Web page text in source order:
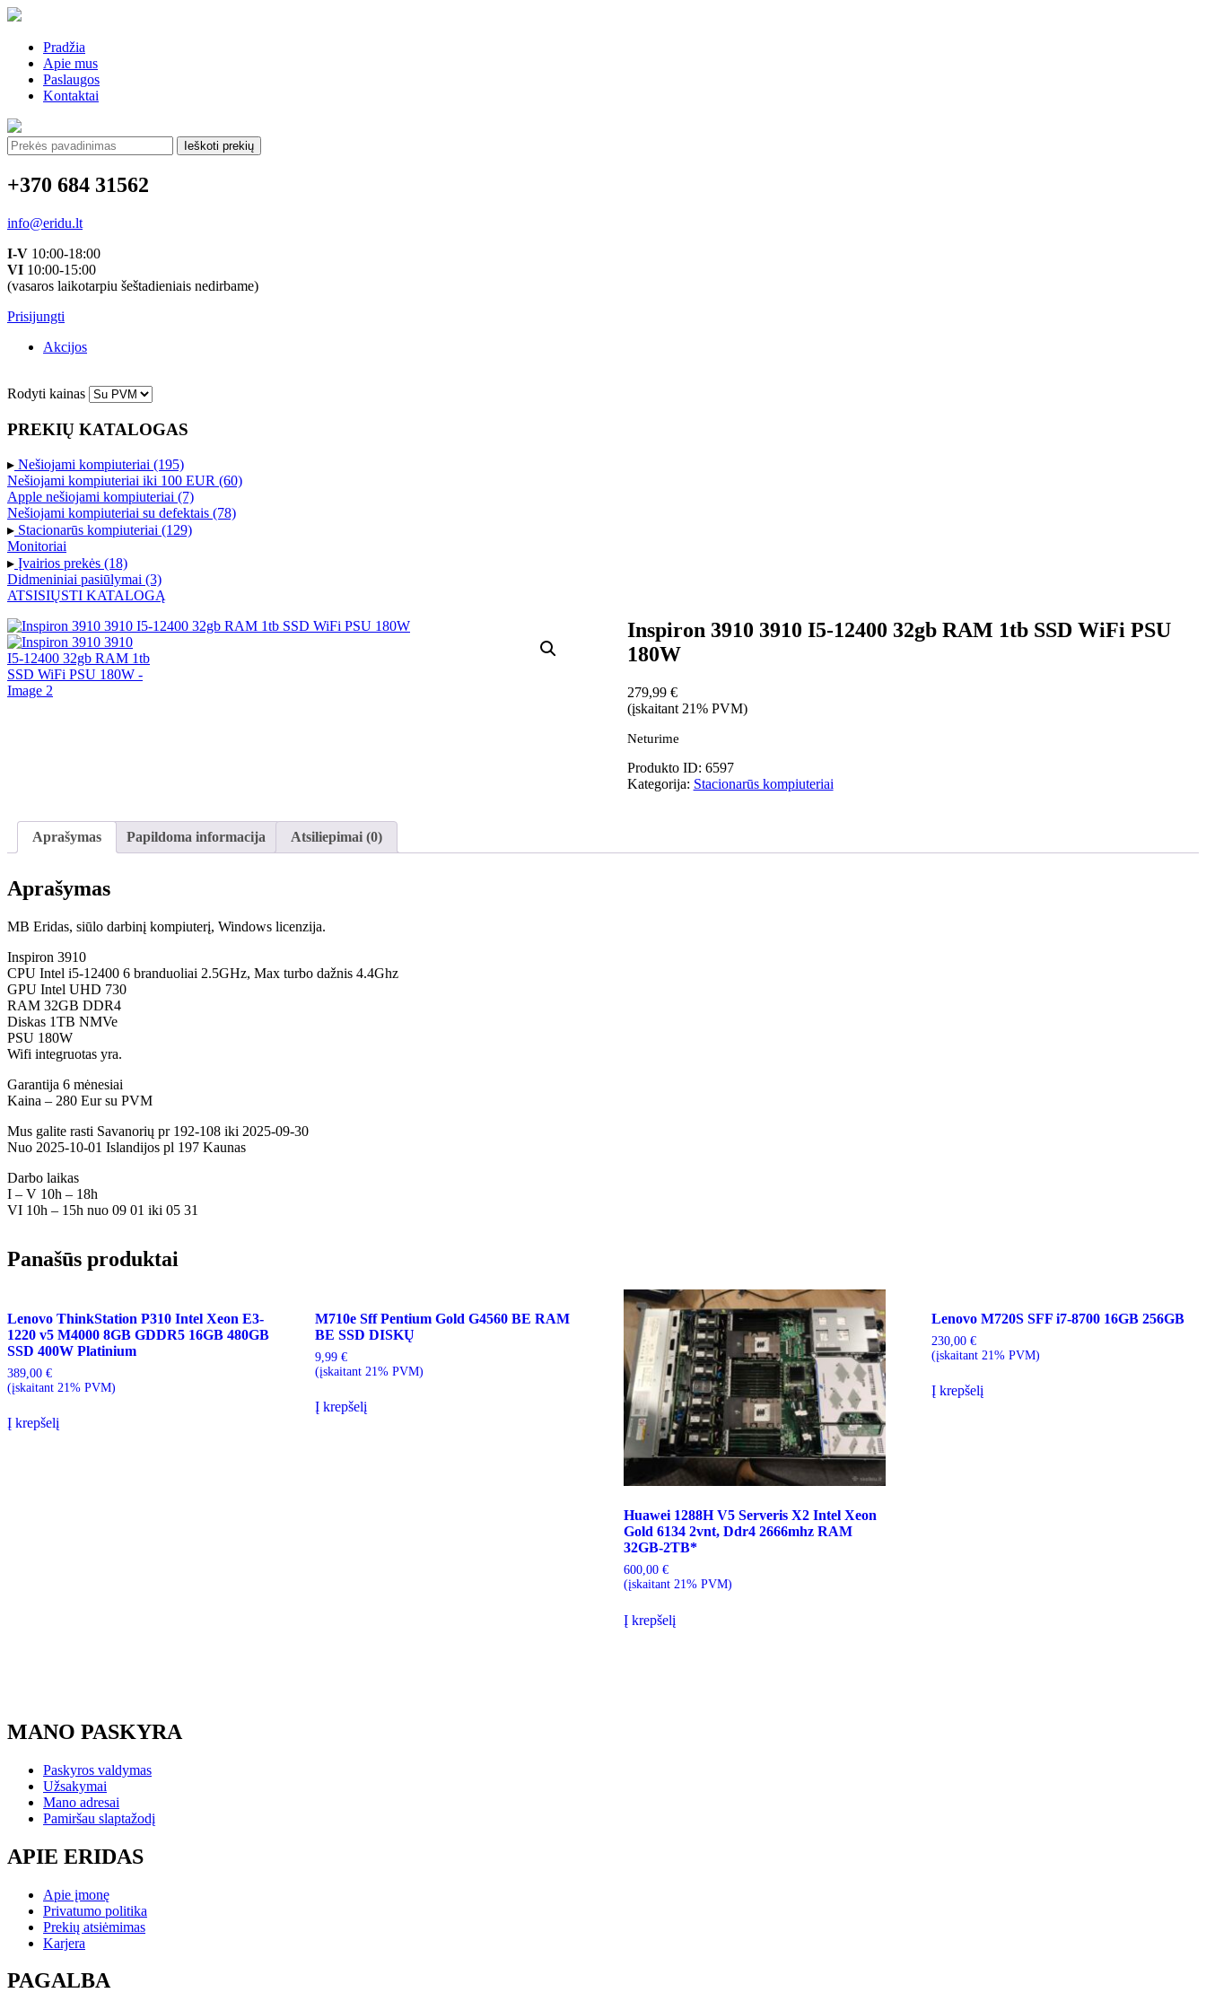
Pradžia
Apie mus
Paslaugos
Kontaktai
Ieškoti:
+370 684 31562
info@eridu.lt
I-V 10:00-18:00
VI 10:00-15:00
(vasaros laikotarpiu šeštadieniais nedirbame)
Prisijungti
Akcijos
Rodyti kainas
PREKIŲ KATALOGAS
▸ Nešiojami kompiuteriai (195)
Nešiojami kompiuteriai iki 100 EUR (60)
Apple nešiojami kompiuteriai (7)
Nešiojami kompiuteriai su defektais (78)
▸ Stacionarūs kompiuteriai (129)
Monitoriai
▸ Įvairios prekės (18)
Didmeniniai pasiūlymai (3)
ATSISIŲSTI KATALOGĄ
Inspiron 3910 3910 I5-12400 32gb RAM 1tb SSD WiFi PSU
180W
279,99 €
(įskaitant 21% PVM)
Neturime
Produkto ID: 6597
Kategorija: Stacionarūs kompiuteriai
Aprašymas Papildoma informacija Atsiliepimai (0)
Aprašymas
MB Eridas, siūlo darbinį kompiuterį, Windows licenzija.
Inspiron 3910
CPU Intel i5-12400 6 branduoliai 2.5GHz, Max turbo dažnis 4.4Ghz
GPU Intel UHD 730
RAM 32GB DDR4
Diskas 1TB NMVe
PSU 180W
Wifi integruotas yra.
Garantija 6 mėnesiai
Kaina – 280 Eur su PVM
Mus galite rasti Savanorių pr 192-108 iki 2025-09-30
Nuo 2025-10-01 Islandijos pl 197 Kaunas
Darbo laikas
I – V 10h – 18h
VI 10h – 15h nuo 09 01 iki 05 31
Panašūs produktai
Lenovo ThinkStation P310 Intel Xeon E3-
1220 v5 M4000 8GB GDDR5 16GB 480GB
SSD 400W Platinium
389,00 €
(įskaitant 21% PVM)
Į krepšelį
M710e Sff Pentium Gold G4560 BE RAM
BE SSD DISKŲ
9,99€
(įskaitant 21% PVM)
Į krepšelį
Huawei 1288H V5 Serveris X2 Intel Xeon
Gold 6134 2vnt, Ddr4 2666mhz RAM
32GB-2TB*
600,00 €
(įskaitant 21% PVM)
Į krepšelį
Lenovo M720S SFF i7-8700 16GB 256GB
230,00 €
(įskaitant 21% PVM)
Į krepšelį
MANO PASKYRA
Paskyros valdymas
Užsakymai
Mano adresai
Pamiršau slaptažodį
APIE ERIDAS
Apie įmonę
Privatumo politika
Prekių atsiėmimas
Karjera
PAGALBA